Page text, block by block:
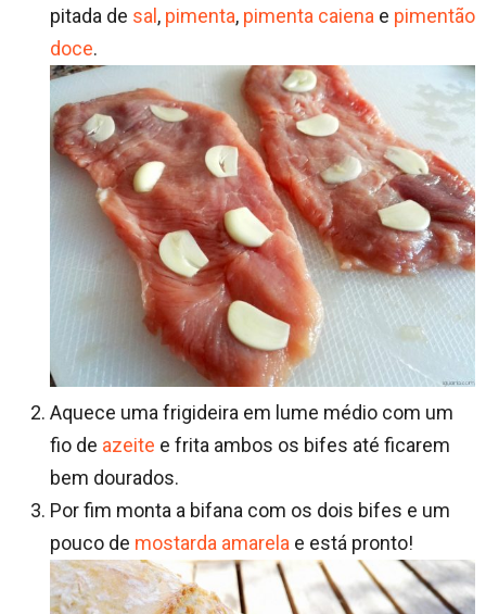
pitada de sal , pimenta, pimenta caiena e pimentão
doce.
Aquece uma frigideira em lume médio com um
fio de azeite e frita ambos os bifes até ficarem
bem dourados.
Por fim monta a bifana com os dois bifes e um
pouco de mostarda amarela e está pronto!